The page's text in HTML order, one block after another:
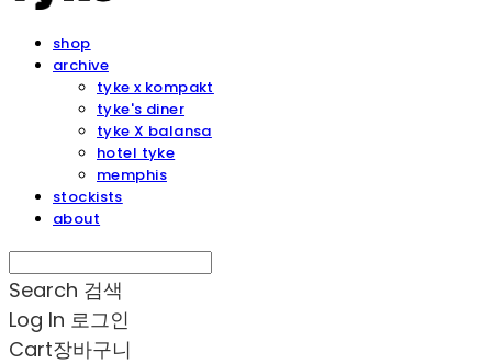
shop
archive
tyke x kompakt
tyke's diner
tyke X balansa
hotel tyke
memphis
stockists
about
Search 검색
Log In 로그인
Cart장바구니